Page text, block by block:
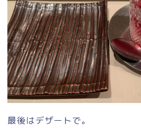
最後はデザートで。